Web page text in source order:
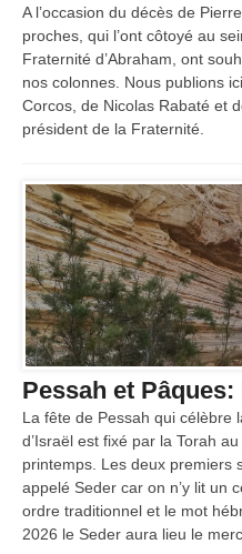
A l’occasion du décès de
proches, qui l’ont côtoyé au
Fraternité d’Abraham, ont
nos colonnes. Nous publions
Corcos, de Nicolas Rabaté et
président de la Fraternité.
Pessah et
La fête de Pessah qui célèbre
d’Israël est fixé par la Torah
printemps. Les deux premiers
appelé Seder car on n’y lit un
ordre traditionnel et le mot
2026 le Seder aura lieu le